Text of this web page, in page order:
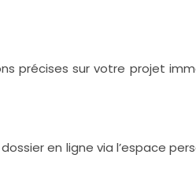
précises sur votre projet
en ligne via l’espace